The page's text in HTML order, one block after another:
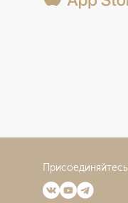
Присоединяйтесь